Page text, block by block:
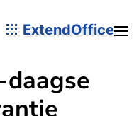
ExtendOffice